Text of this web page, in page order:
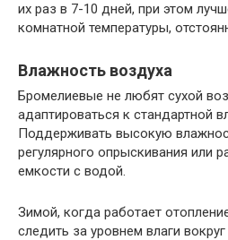
их раз в 7-10 дней, при этом
комнатной температуры,
Влажность воздуха
Бромелиевые не любят сухой
адаптироваться к стандартной
Поддерживать высокую
регулярного опрыскивания или
емкости с водой.
Зимой, когда работает
следить за уровнем влаги вокруг